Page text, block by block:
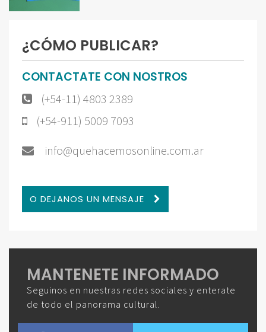
¿CÓMO PUBLICAR?
CONTACTATE CON NOSTROS
(+54-11) 4803 2389
(+54-911) 5009 7093
info@quehacemosonline.com.ar
O DEJANOS UN MENSAJE
MANTENETE INFORMADO
Seguinos en nuestras redes sociales y enterate
de todo el panorama cultural.